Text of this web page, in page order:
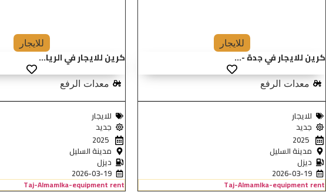
للايجار
كرين للايجار في جدة -...
معدات الرفع
للايجار
جديد
2025
مدينة السليل
ديزل
2026-03-19
Taj-Almamlka-equipment rent
للايجار
كرين للايجار في الريا...
معدات الرفع
للايجار
جديد
2025
مدينة السليل
ديزل
2026-03-19
Taj-Almamlka-equipment rent